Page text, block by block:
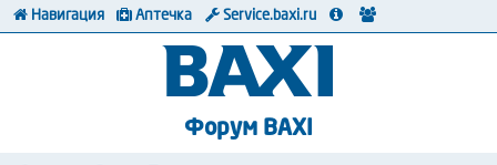
Форум BAXI
Навигация Аптечка Service.baxi.ru